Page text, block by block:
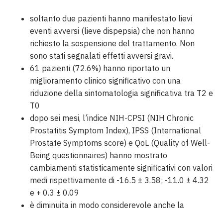
soltanto due pazienti hanno manifestato lievi
eventi avversi (lieve dispepsia) che non hanno
richiesto la sospensione del trattamento. Non
sono stati segnalati effetti avversi gravi.
61 pazienti (72.6%) hanno riportato un
miglioramento clinico significativo con una
riduzione della sintomatologia significativa tra T2 e
T0
dopo sei mesi, l’indice NIH-CPSI (NIH Chronic
Prostatitis Symptom Index), IPSS (International
Prostate Symptoms score) e QoL (Quality of Well-
Being questionnaires) hanno mostrato
cambiamenti statisticamente significativi con valori
medi rispettivamente di -16.5 ± 3.58; -11.0 ± 4.32
e + 0.3 ± 0.09
è diminuita in modo considerevole anche la